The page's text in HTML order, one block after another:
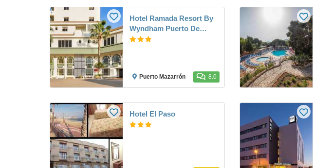
Hotel Ramada Resort By
Wyndham Puerto De
Mazarron
Puerto Mazarrón 8.0
Hotel El Paso